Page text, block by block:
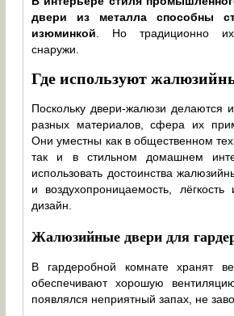
двери из металла способны
изюминкой . Но традиционно их
снаружи.
Где используют
Поскольку двери-жалюзи делаются
разных материалов, сфера их
Они уместны как в общественном
так и в стильном домашнем
использовать достоинства
и воздухопроницаемость, лёгкость
дизайн.
Жалюзийные двери для
В гардеробной комнате хранят
обеспечивают хорошую
появлялся неприятный запах, не